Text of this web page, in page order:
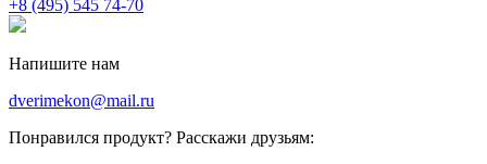
+8 (495) 545 74-70
Напишите нам
dverimekon@mail.ru
Понравился продукт? Расскажи друзьям: